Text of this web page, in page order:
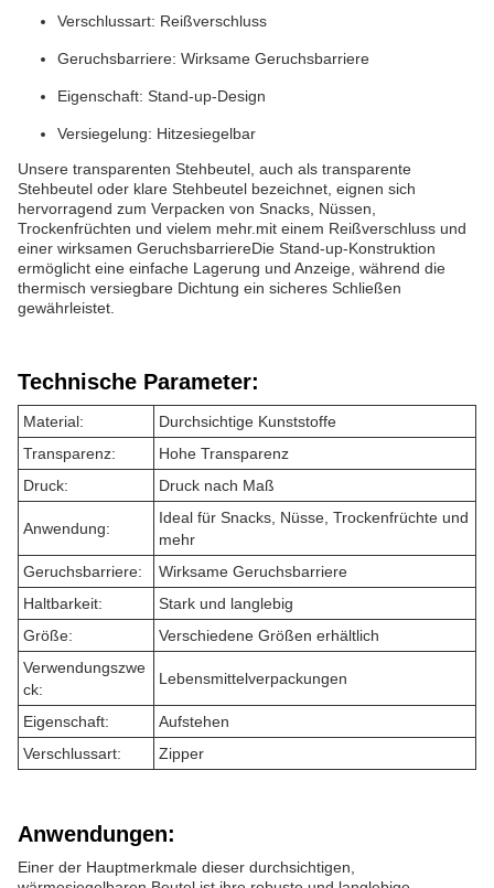
Verschlussart: Reißverschluss
Geruchsbarriere: Wirksame Geruchsbarriere
Eigenschaft: Stand-up-Design
Versiegelung: Hitzesiegelbar
Unsere transparenten Stehbeutel, auch als transparente
Stehbeutel oder klare Stehbeutel bezeichnet, eignen sich
hervorragend zum Verpacken von Snacks, Nüssen,
Trockenfrüchten und vielem mehr.mit einem Reißverschluss und
einer wirksamen GeruchsbarriereDie Stand-up-Konstruktion
ermöglicht eine einfache Lagerung und Anzeige, während die
thermisch versiegbare Dichtung ein sicheres Schließen
gewährleistet.
Technische Parameter:
Material:
Durchsichtige Kunststoffe
Transparenz:
Hohe Transparenz
Druck:
Druck nach Maß
Anwendung:
Ideal für Snacks, Nüsse, Trockenfrüchte und
mehr
Geruchsbarriere:
Wirksame Geruchsbarriere
Haltbarkeit:
Stark und langlebig
Größe:
Verschiedene Größen erhältlich
Verwendungszwe
ck:
Lebensmittelverpackungen
Eigenschaft:
Aufstehen
Verschlussart:
Zipper
Anwendungen:
Einer der Hauptmerkmale dieser durchsichtigen,